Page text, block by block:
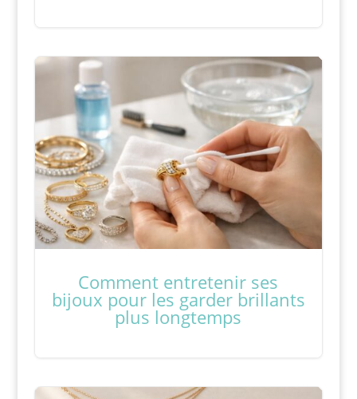
Comment entretenir ses
bijoux pour les garder brillants
plus longtemps